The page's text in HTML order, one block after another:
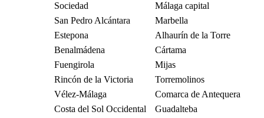
Sociedad
Málaga capital
San Pedro Alcántara
Marbella
Estepona
Alhaurín de la Torre
Benalmádena
Cártama
Fuengirola
Mijas
Rincón de la Victoria
Torremolinos
Vélez-Málaga
Comarca de Antequera
Costa del Sol Occidental
Guadalteba